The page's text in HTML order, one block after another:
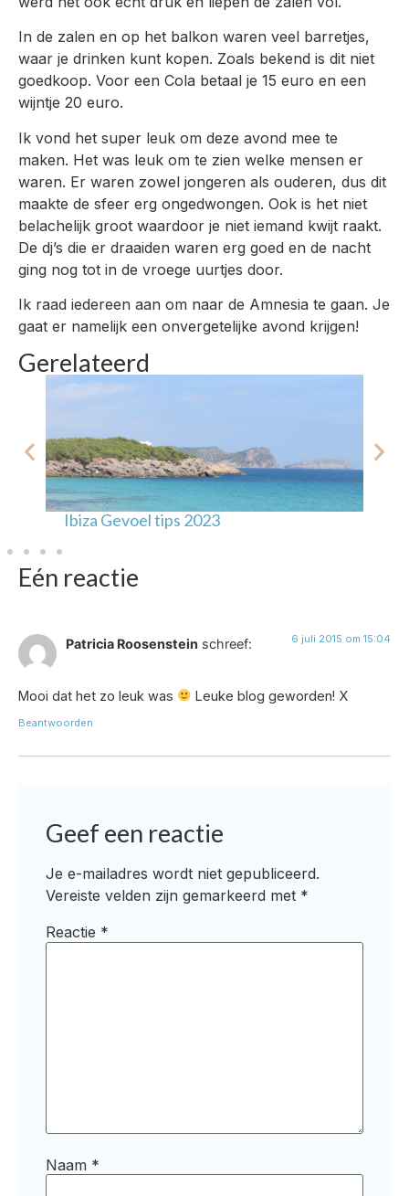
In de zalen en op het balkon waren veel barretjes,
waar je drinken kunt kopen. Zoals bekend is dit niet
goedkoop. Voor een Cola betaal je 15 euro en een
wijntje 20 euro.
Ik vond het super leuk om deze avond mee te
maken. Het was leuk om te zien welke mensen er
waren. Er waren zowel jongeren als ouderen, dus dit
maakte de sfeer erg ongedwongen. Ook is het niet
belachelijk groot waardoor je niet iemand kwijt raakt.
De dj’s die er draaiden waren erg goed en de nacht
ging nog tot in de vroege uurtjes door.
Ik raad iedereen aan om naar de Amnesia te gaan. Je
gaat er namelijk een onvergetelijke avond krijgen!
Gerelateerd
Ibiza Gevoel tips 2023
Eén reactie
Patricia Roosenstein schreef: 6 juli 2015 om 15:04
Mooi dat het zo leuk was Leuke blog geworden! X
Beantwoorden
Geef een reactie
Je e-mailadres wordt niet gepubliceerd.
Vereiste velden zijn gemarkeerd met *
Reactie *
Naam *